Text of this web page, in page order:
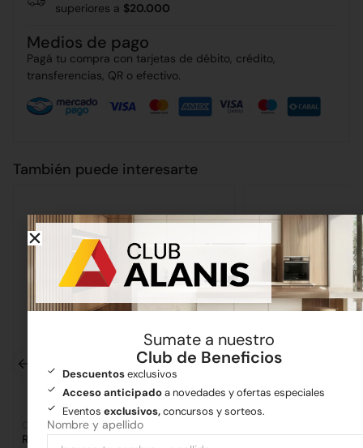
superiores a $20.000
Medios de pago
Pagá tu compra con tarjetas de débito, crédito,
transferencias, QR o efectivo.
También puede interesarte
Cañerías
Ramal PVC 100 a 90° Fratacho Plástico
Sumate a nuestro
Club de Beneficios
Descuentosexclusivos
Acceso anticipadoa novedades y ofertas especiales
Eventos exclusivos,concursos y sorteos.
Nombre y apellido